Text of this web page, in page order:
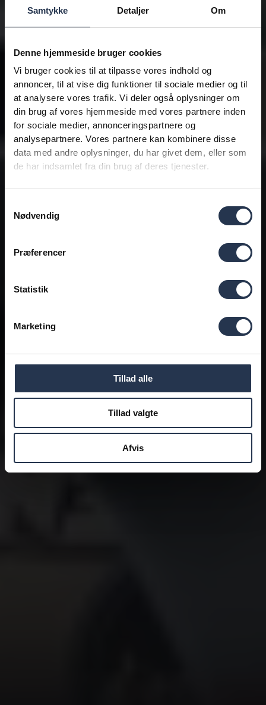
Samtykke Detaljer Om
Denne hjemmeside bruger cookies
Vi bruger cookies til at tilpasse vores indhold og
annoncer, til at vise dig funktioner til sociale medier og til
at analysere vores trafik. Vi deler også oplysninger om
din brug af vores hjemmeside med vores partnere inden
for sociale medier, annonceringspartnere og
analysepartnere. Vores partnere kan kombinere disse
data med andre oplysninger, du har givet dem, eller som
de har indsamlet fra din brug af deres tjenester.
Nødvendig
Præferencer
Statistik
Marketing
Tillad alle
Tillad valgte
Afvis